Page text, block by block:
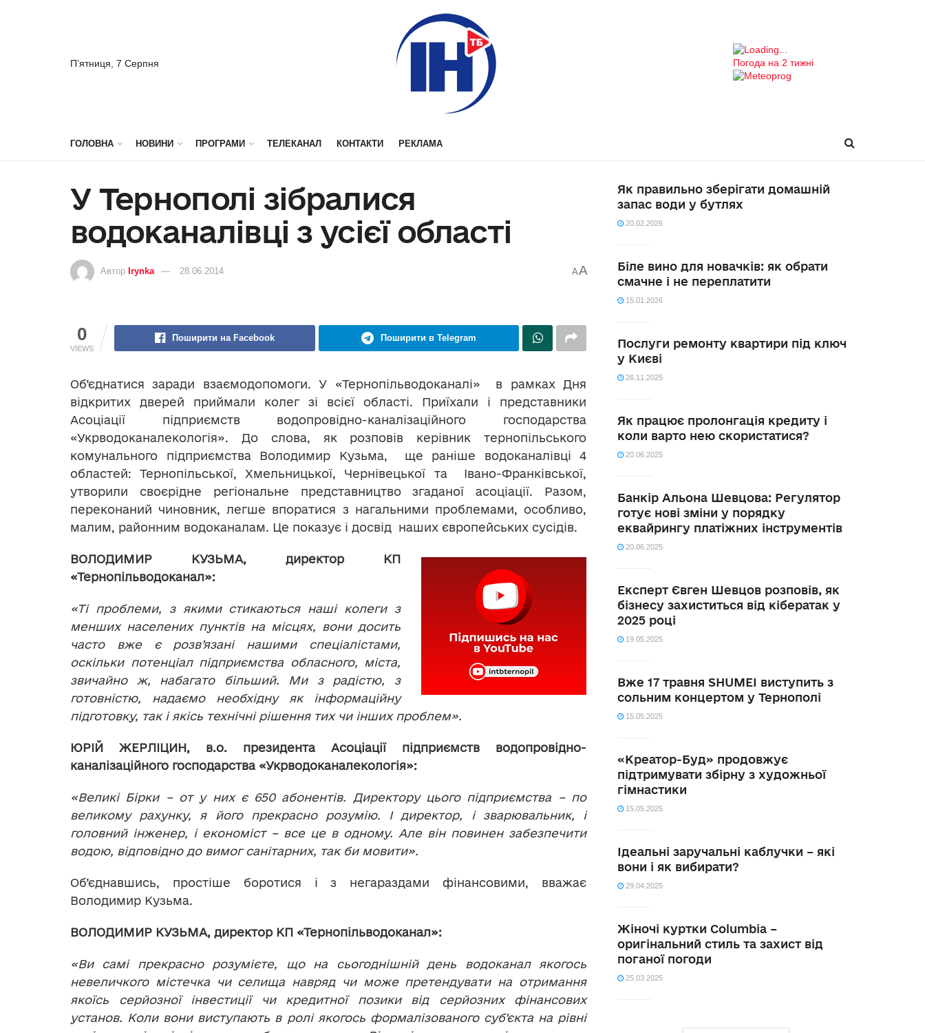
П’ятниця, 7 Серпня Погода на 2 тижні
ГОЛОВНА НОВИНИ ПРОГРАМИ ТЕЛЕКАНАЛ КОНТАКТИ РЕКЛАМА
У Тернополі зібралися
водоканалівці з усієї області
Автор Irynka 28.06.2014 AA
0
VIEWS
Поширити на Facebook Поширити в Telegram
Об’єднатися заради взаємодопомоги. У «Тернопільводоканалі» в рамках Дня
відкритих дверей приймали колег зі всієї області. Приїхали і представники
Асоціації підприємств водопровідно-каналізаційного господарства
«Укрводоканалекологія». До слова, як розповів керівник тернопільського
комунального підприємства Володимир Кузьма, ще раніше водоканалівці 4
областей: Тернопільської, Хмельницької, Чернівецької та Івано-Франківської,
утворили своєрідне регіональне представництво згаданої асоціації. Разом,
переконаний чиновник, легше впоратися з нагальними проблемами, особливо,
малим, районним водоканалам. Це показує і досвід наших європейських сусідів.
ВОЛОДИМИР КУЗЬМА, директор КП
«Тернопільводоканал»:
«Ті проблеми, з якими стикаються наші колеги з
менших населених пунктів на місцях, вони досить
часто вже є розв’язані нашими спеціалістами,
оскільки потенціал підприємства обласного, міста,
звичайно ж, набагато більший. Ми з радістю, з
готовністю, надаємо необхідну як інформаційну
підготовку, так і якісь технічні рішення тих чи інших проблем».
ЮРІЙ ЖЕРЛІЦИН, в.о. президента Асоціації підприємств водопровідно-
каналізаційного господарства «Укрводоканалекологія»:
«Великі Бірки – от у них є 650 абонентів. Директору цього підприємства – по
великому рахунку, я його прекрасно розумію. І директор, і зварювальник, і
головний інженер, і економіст – все це в одному. Але він повинен забезпечити
водою, відповідно до вимог санітарних, так би мовити».
Об’єднавшись, простіше боротися і з негараздами фінансовими, вважає
Володимир Кузьма.
ВОЛОДИМИР КУЗЬМА, директор КП «Тернопільводоканал»:
«Ви самі прекрасно розумієте, що на сьогоднішній день водоканал якогось
невеличкого містечка чи селища навряд чи може претендувати на отримання
якоїсь серйозної інвестиції чи кредитної позики від серйозних фінансових
установ. Коли вони виступають в ролі якогось формалізованого суб’єкта на рівні
Як правильно зберігати домашній
запас води у бутлях
20.02.2026
Біле вино для новачків: як обрати
смачне і не переплатити
15.01.2026
Послуги ремонту квартири під ключ
у Києві
26.11.2025
Як працює пролонгація кредиту і
коли варто нею скористатися?
20.06.2025
Банкір Альона Шевцова: Регулятор
готує нові зміни у порядку
еквайрингу платіжних інструментів
20.06.2025
Експерт Євген Шевцов розповів, як
бізнесу захиститься від кібератак у
2025 році
19.05.2025
Вже 17 травня SHUMEI виступить з
сольним концертом у Тернополі
15.05.2025
«Креатор-Буд» продовжує
підтримувати збірну з художньої
гімнастики
15.05.2025
Ідеальні заручальні каблучки – які
вони і як вибирати?
29.04.2025
Жіночі куртки Columbia –
оригінальний стиль та захист від
поганої погоди
25.03.2025